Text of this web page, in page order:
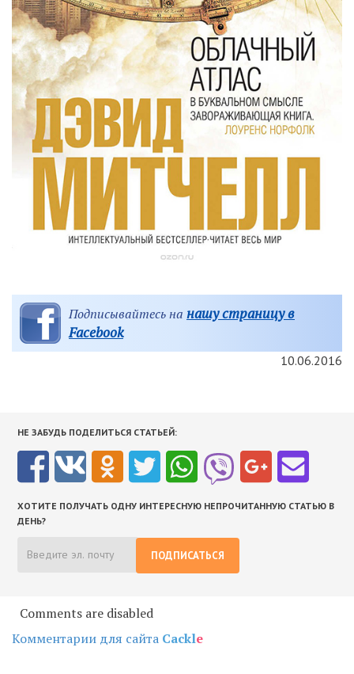
Подписывайтесь на нашу страницу в
Facebook
10.06.2016
НЕ ЗАБУДЬ ПОДЕЛИТЬСЯ СТАТЬЕЙ:
ХОТИТЕ ПОЛУЧАТЬ ОДНУ ИНТЕРЕСНУЮ НЕПРОЧИТАННУЮ СТАТЬЮ В
ДЕНЬ?
ПОДПИСАТЬСЯ
Comments are disabled
Комментарии для сайта Cackle